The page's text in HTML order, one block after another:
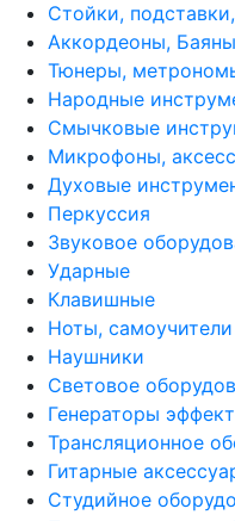
Стойки,
Аккордеоны, Баяны
Тюнеры,
Народные
Смычковые
Микрофоны,
Духовые
Перкуссия
Звуковое
Ударные
Клавишные
Ноты, самоучители
Наушники
Световое
Генераторы
Трансляционное
Гитарные
Студийное